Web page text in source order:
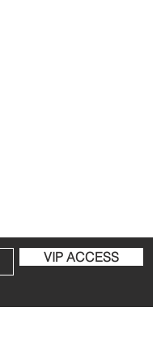
VIP ACCESS